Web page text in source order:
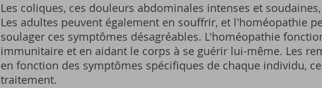
Les coliques, ces douleurs abdominales intenses et
Les adultes peuvent également en souffrir, et l'homéopathie
soulager ces symptômes désagréables. L'homéopathie
immunitaire et en aidant le corps à se guérir lui-même. Les
en fonction des symptômes spécifiques de chaque individu,
traitement.